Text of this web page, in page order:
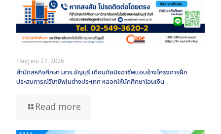
กรกฎาคม 27, 2026
สำนักสหกิจศึกษา มทร.ธัญบุรี เตือนภัยมิจฉาชีพแอบอ้างโครงการฝึก
ประสบการณ์วิชาชีพในต่างประเทศ หลอกให้นักศึกษาโอนเงิน
Read more